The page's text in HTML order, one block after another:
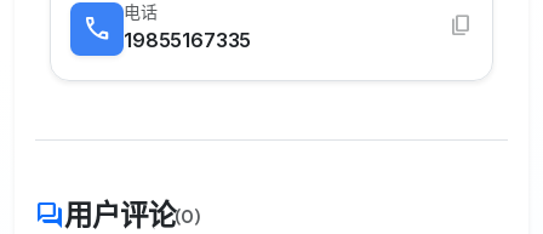
call
电话
19855167335 content_copy
forum用户评论(0)